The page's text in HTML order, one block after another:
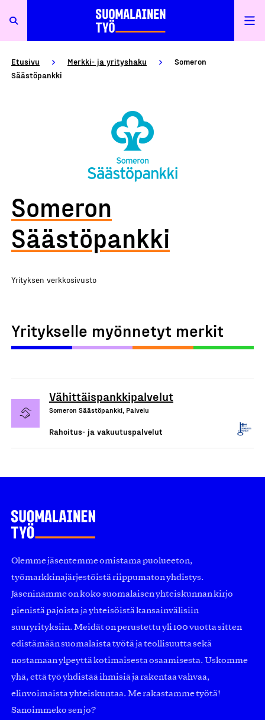
Etusivu Merkki- ja yrityshaku
Someron
Säästöpankki
Someron
Säästöpankki
Yrityksen verkkosivusto
Yritykselle myönnetyt merkit
Vähittäispankkipalvelut
Someron Säästöpankki, Palvelu
Rahoitus- ja vakuutuspalvelut
Olemme jäsentemme omistama puolueeton,
työmarkkinajärjestöistä riippumaton yhdistys.
Jäseninämme on koko suomalaisen yhteiskunnan kirjo
pienistä pajoista ja yhteisöistä kansainvälisiin
suuryrityksiin. Meidät on perustettu yli 100 vuotta sitten
edistämään suomalaista työtä ja teollisuutta sekä
nostamaan ylpeyttä kotimaisesta osaamisesta. Uskomme
yhä, että työ yhdistää ihmisiä ja rakentaa vahvaa,
elinvoimaista yhteiskuntaa. Me rakastamme työtä!
Sanoimmeko sen jo?